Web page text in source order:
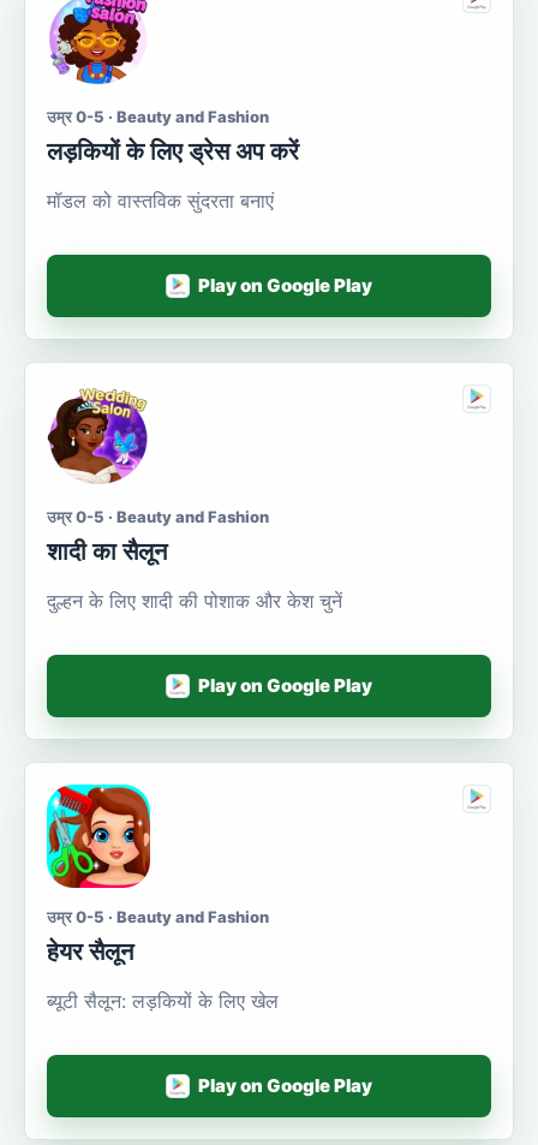
उम्र 0-5 · Beauty and Fashion
लड़कियों के लिए ड्रेस अप करें
मॉडल को वास्तविक सुंदरता बनाएं
Play on Google Play
उम्र 0-5 · Beauty and Fashion
शादी का सैलून
दुल्हन के लिए शादी की पोशाक और केश चुनें
Play on Google Play
उम्र 0-5 · Beauty and Fashion
हेयर सैलून
ब्यूटी सैलून: लड़कियों के लिए खेल
Play on Google Play